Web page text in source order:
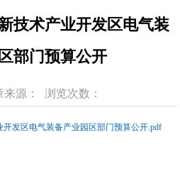
技术产业开发区电气装
部门预算公开
来源： 浏览次数：
开发区电气装备产业园区部门预算公开.pdf